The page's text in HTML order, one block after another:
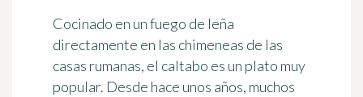
Cocinado en un fuego de leña
directamente en las chimeneas de las
casas rumanas, el caltabo es un plato muy
popular. Desde hace unos años, muchos